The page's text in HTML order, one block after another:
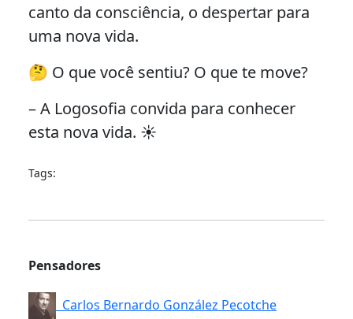
canto da consciência, o despertar para
uma nova vida.
🤔 O que você sentiu? O que te move?
– A Logosofia convida para conhecer
esta nova vida. ☀️
Tags:
Pensadores
Carlos Bernardo González Pecotche